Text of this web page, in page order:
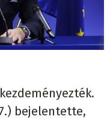
bejelentette,